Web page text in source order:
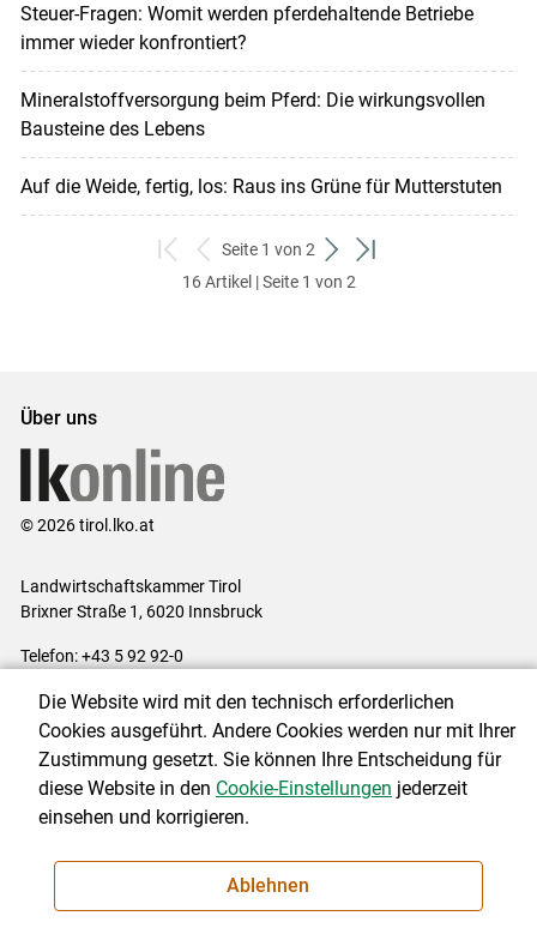
Steuer-Fragen: Womit werden pferdehaltende Betriebe
immer wieder konfrontiert?
Mineralstoffversorgung beim Pferd: Die wirkungsvollen
Bausteine des Lebens
Auf die Weide, fertig, los: Raus ins Grüne für Mutterstuten
zum
ersten
zurück
zum
Seite 1 von 2
weiter
zum
zum
16 Artikel | Seite 1 von 2
Über uns
© 2026 tirol.lko.at
Landwirtschaftskammer Tirol
Brixner Straße 1, 6020 Innsbruck
Telefon: +43 5 92 92-0
Impressum|Kontakt|Datenschutzerklärung|Barrierefreiheit|
Cookie-Einstellungen
NEWSLETTER
Die Website wird mit den technisch erforderlichen
Cookies ausgeführt. Andere Cookies werden nur mit Ihrer
Zustimmung gesetzt. Sie können Ihre Entscheidung für
diese Website in den Cookie-Einstellungen jederzeit
einsehen und korrigieren.
Ablehnen